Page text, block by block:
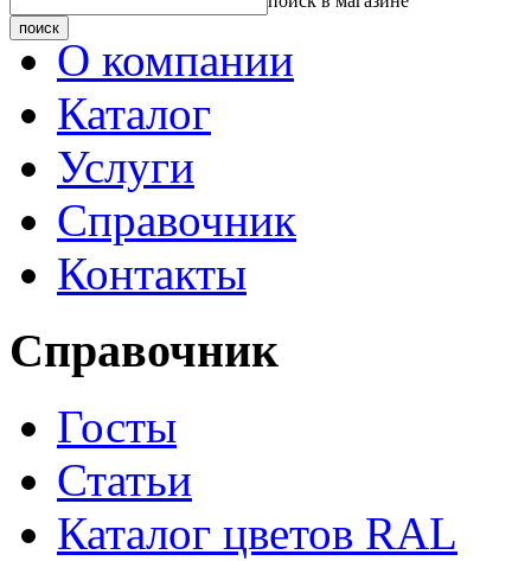
О компании
Каталог
Услуги
Справочник
Контакты
Справочник
Госты
Статьи
Каталог цветов RAL